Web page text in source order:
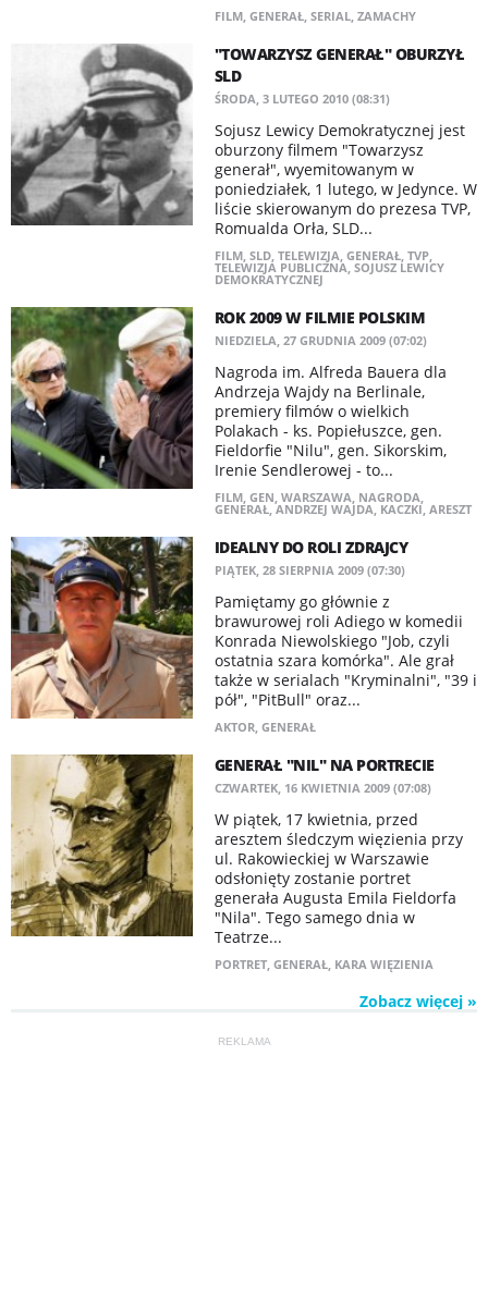
FILM, GENERAŁ, SERIAL, ZAMACHY
"TOWARZYSZ GENERAŁ" OBURZYŁ
SLD
ŚRODA, 3 LUTEGO 2010 (08:31)
Sojusz Lewicy Demokratycznej jest
oburzony filmem "Towarzysz
generał", wyemitowanym w
poniedziałek, 1 lutego, w Jedynce. W
liście skierowanym do prezesa TVP,
Romualda Orła, SLD...
FILM, SLD, TELEWIZJA, GENERAŁ, TVP,
TELEWIZJA PUBLICZNA, SOJUSZ LEWICY
DEMOKRATYCZNEJ
ROK 2009 W FILMIE POLSKIM
NIEDZIELA, 27 GRUDNIA 2009 (07:02)
Nagroda im. Alfreda Bauera dla
Andrzeja Wajdy na Berlinale,
premiery filmów o wielkich
Polakach - ks. Popiełuszce, gen.
Fieldorfie "Nilu", gen. Sikorskim,
Irenie Sendlerowej - to...
FILM, GEN, WARSZAWA, NAGRODA,
GENERAŁ,ANDRZEJ WAJDA, KACZKI, ARESZT
IDEALNY DO ROLI ZDRAJCY
PIĄTEK, 28 SIERPNIA 2009 (07:30)
Pamiętamy go głównie z
brawurowej roli Adiego w komedii
Konrada Niewolskiego "Job, czyli
ostatnia szara komórka". Ale grał
także w serialach "Kryminalni", "39 i
pół", "PitBull" oraz...
AKTOR, GENERAŁ
GENERAŁ "NIL" NA PORTRECIE
CZWARTEK, 16 KWIETNIA 2009 (07:08)
W piątek, 17 kwietnia, przed
aresztem śledczym więzienia przy
ul. Rakowieckiej w Warszawie
odsłonięty zostanie portret
generała Augusta Emila Fieldorfa
"Nila". Tego samego dnia w
Teatrze...
PORTRET, GENERAŁ, KARA WIĘZIENIA
Zobacz więcej »
REKLAMA